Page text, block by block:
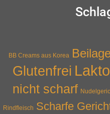
BB Creams aus Korea
Glutenfrei
nicht scharf
Rindfleisch Scharfe